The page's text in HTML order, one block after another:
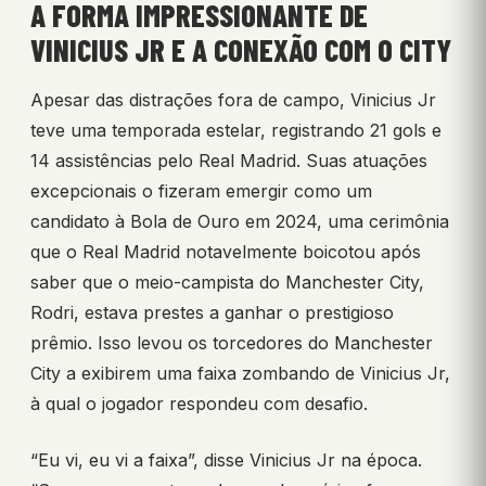
A FORMA IMPRESSIONANTE DE
VINICIUS JR E A CONEXÃO COM O CITY
Apesar das distrações fora de campo, Vinicius Jr
teve uma temporada estelar, registrando 21 gols e
14 assistências pelo Real Madrid. Suas atuações
excepcionais o fizeram emergir como um
candidato à Bola de Ouro em 2024, uma cerimônia
que o Real Madrid notavelmente boicotou após
saber que o meio-campista do Manchester City,
Rodri, estava prestes a ganhar o prestigioso
prêmio. Isso levou os torcedores do Manchester
City a exibirem uma faixa zombando de Vinicius Jr,
à qual o jogador respondeu com desafio.
“Eu vi, eu vi a faixa”, disse Vinicius Jr na época.